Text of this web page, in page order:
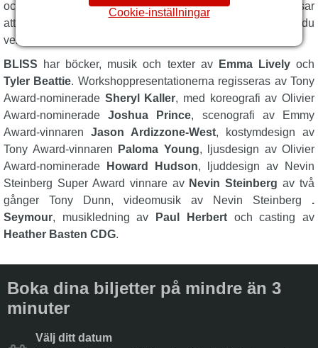
och hjärtvärmande originalmusikal för alla åldrar som bevisar
att det är mer komplicerat än det verkar att vara trogen den du
verkligen är – och leva lyckligt i alla sina dagar.
BLISS har böcker, musik och texter av Emma Livelyoch
Tyler Beattie. Workshoppresentationerna regisseras av Tony
Award-nominerade Sheryl Kaller, med koreografi av Olivier
Award-nomineradeJoshua Prince, scenografi av Emmy
Award-vinnaren Jason Ardizzone-West, kostymdesign av
Tony Award-vinnaren
Paloma Young, ljusdesign av Olivier
Award-nominerade
Howard Hudson, ljuddesign av Nevin
Steinberg Super Award vinnare av Nevin Steinberg av två
gånger Tony Dunn, videomusik av Nevin Steinberg .
Seymour, musikledning av Paul Herbertoch casting av
Heather Basten CDG.
Boka dina biljetter på mindre än 3
minuter
Välj ditt datum
Cookie-inställningar